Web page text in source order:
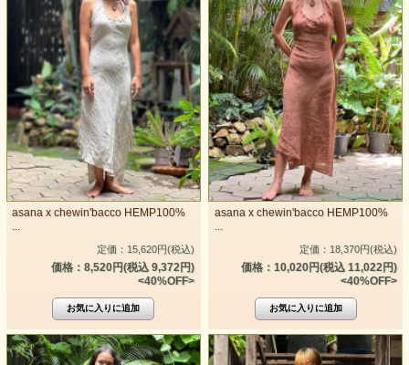
asana x chewin'bacco HEMP100%
...
定価：15,620円(税込)
価格：8,520円(税込 9,372円)
<40%OFF>
asana x chewin'bacco HEMP100%
...
定価：18,370円(税込)
価格：10,020円(税込 11,022円)
<40%OFF>